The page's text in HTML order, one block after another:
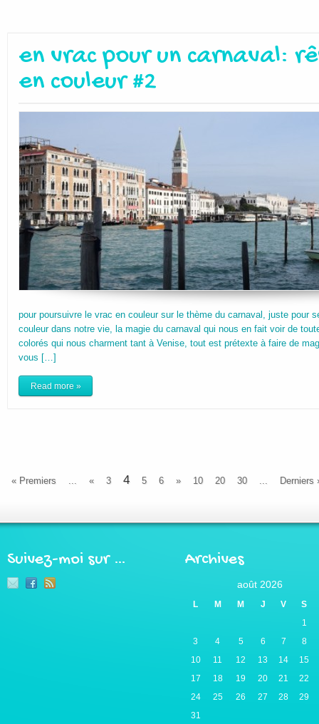
en vrac pour un carnaval:
en couleur #2
pour poursuivre le vrac en couleur sur le thème du carnaval, juste pour
couleur dans notre vie, la magie du carnaval qui nous en fait voir de
colorés qui nous charment tant à Venise, tout est prétexte à faire de
vous […]
Read more »
« Premiers « 3 4 5 6 » 10 20 30 Derniers
Suivez-moi sur … Archives
août 2026
L M M J V S
1
3
4 5 6 7
8
10
11 12 13 14
15
17
18 19 20 21
22
24
25 26 27 28
29
31